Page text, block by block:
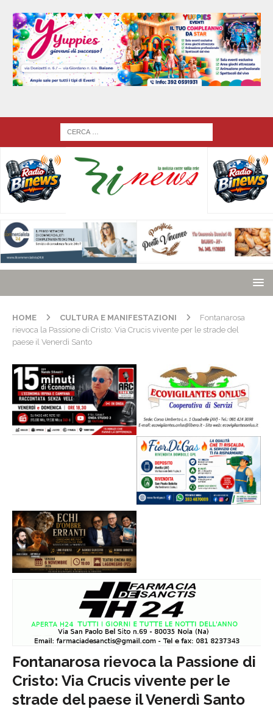
HOME CULTURA E MANIFESTAZIONI
Fontanarosa
rievoca la Passione di Cristo: Via Crucis vivente per le strade del
paese il Venerdì Santo
Fontanarosa rievoca la Passione di
Cristo: Via Crucis vivente per le
strade del paese il Venerdì Santo